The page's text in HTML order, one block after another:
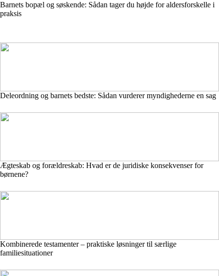
Barnets bopæl og søskende: Sådan tager du højde for aldersforskelle i
praksis
Deleordning og barnets bedste: Sådan vurderer myndighederne en sag
Ægteskab og forældreskab: Hvad er de juridiske konsekvenser for
børnene?
Kombinerede testamenter – praktiske løsninger til særlige
familiesituationer